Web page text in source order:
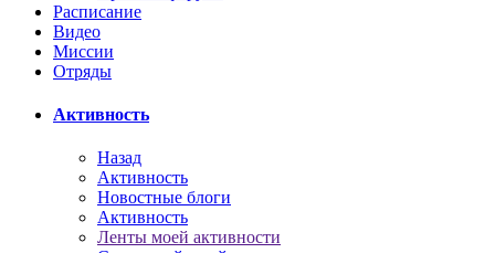
Расписание
Видео
Миссии
Отряды
Активность
Назад
Активность
Новостные блоги
Активность
Ленты моей активности